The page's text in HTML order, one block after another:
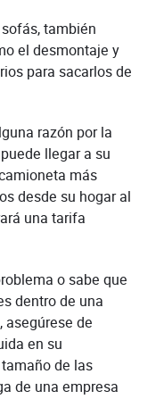
también
el desmontaje y
para sacarlos de
razón por la
llegar a su
más
desde su hogar al
una tarifa
o sabe que
dentro de una
asegúrese de
en su
de las
de una empresa